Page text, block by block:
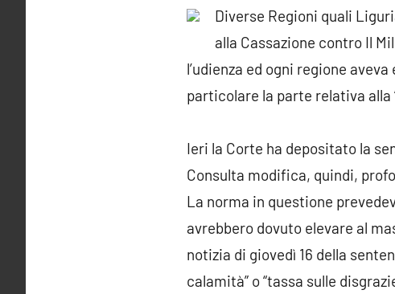
Diverse Regioni quali
alla Cassazione contro Il
l’udienza ed ogni regione
particolare la parte relativa alla
Ieri la Corte ha depositato la
Consulta modifica, quindi,
La norma in questione
avrebbero dovuto elevare al
notizia di giovedì 16 della
calamità” o “tassa sulle